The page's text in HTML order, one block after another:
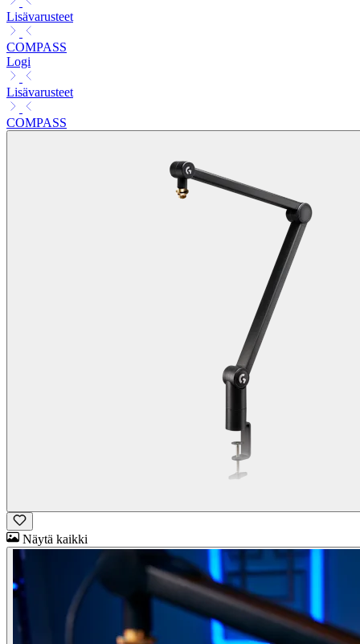
Lisävarusteet
COMPASS
Logi
Lisävarusteet
COMPASS
Näytä kaikki